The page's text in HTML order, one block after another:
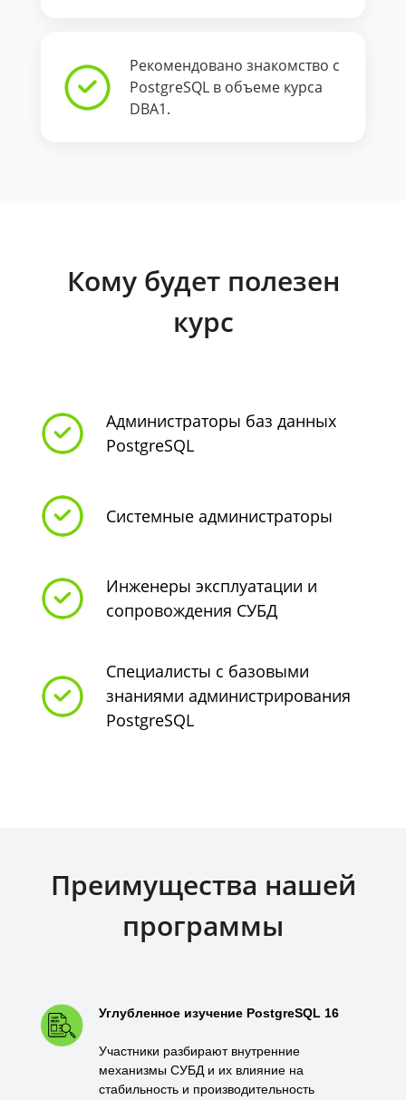
Рекомендовано знакомство с
PostgreSQL в объеме курса
DBA1.
Кому будет полезен
курс
Администраторы баз данных
PostgreSQL
Системные администраторы
Инженеры эксплуатации и
сопровождения СУБД
Специалисты с базовыми
знаниями администрирования
PostgreSQL
Преимущества нашей
программы
Углубленное изучение PostgreSQL 16
Участники разбирают внутренние
механизмы СУБД и их влияние на
стабильность и производительность